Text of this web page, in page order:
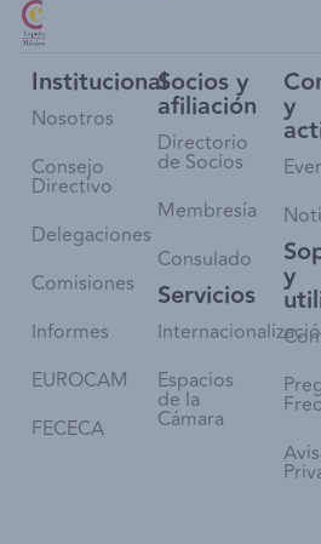
Institucional
Nosotros
Consejo
Directivo
Delegaciones
Comisiones
Informes
EUROCAM
FECECA
Socios y
afiliación
Directorio
de Socios
Membresía
Consulado
Servicios
Espacios
de la
Cámara
y
y